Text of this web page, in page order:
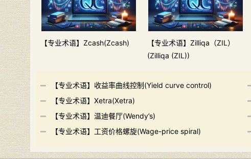
【专业术语】Zcash(Zcash)
【专业术语】Zilliqa（ZIL）
(Zilliqa (ZIL))
【专业术语】收益率曲线控制(Yield curve control)
【专业术语】Xetra(Xetra)
【专业术语】温迪餐厅(Wendy’s)
【专业术语】工资价格螺旋(Wage-price spiral)